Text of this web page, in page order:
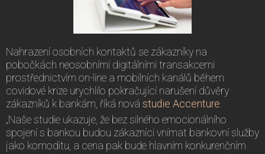
Nahrazení osobních kontaktů se zákazníky na
pobočkách neosobními digitálními transakcemi
prostřednictvím on-line a mobilních kanálů během
covidové krize urychlilo pokračující narušení důvěry
zákazníků k bankám, říká nová studie Accenture.
„Naše studie ukazuje, že bez silného emocionálního
spojení s bankou budou zákazníci vnímat bankovní služby
jako komoditu, a cena pak bude hlavním konkurenčním